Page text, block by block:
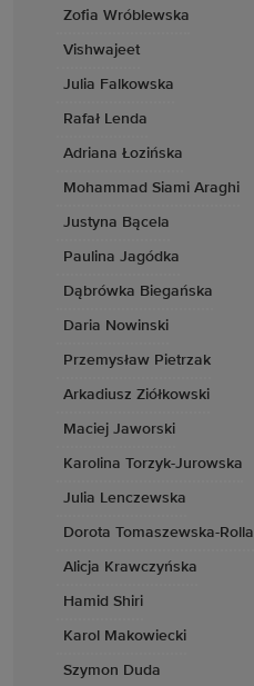
Zofia Wróblewska
Vishwajeet
Julia Falkowska
Rafał Lenda
Adriana Łozińska
Mohammad Siami Araghi
Justyna Bącela
Paulina Jagódka
Dąbrówka Biegańska
Daria Nowinski
Przemysław Pietrzak
Arkadiusz Ziółkowski
Maciej Jaworski
Karolina Torzyk-Jurowska
Julia Lenczewska
Dorota Tomaszewska-Rolla
Alicja Krawczyńska
Hamid Shiri
Karol Makowiecki
Szymon Duda